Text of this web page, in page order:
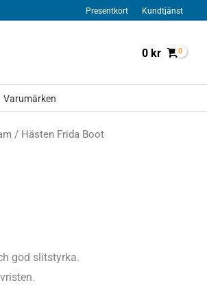
Presentkort Kundtjänst
0 kr
Varumärken
/ Hästen Frida Boot
god slitstyrka.